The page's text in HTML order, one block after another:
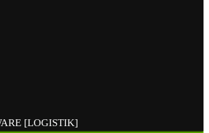
[LOGISTIK]